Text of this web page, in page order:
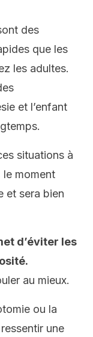
des
que les
les adultes.
et l’enfant
situations à
le moment
et sera bien
d’éviter les
au mieux.
ou la
une